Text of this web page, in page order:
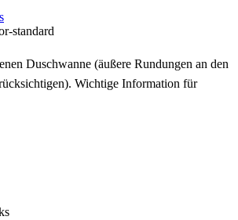
standard
Duschwanne (äußere Rundungen an den
Wichtige Information für